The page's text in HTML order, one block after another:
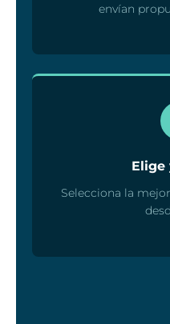
envían
Elige
Selecciona la